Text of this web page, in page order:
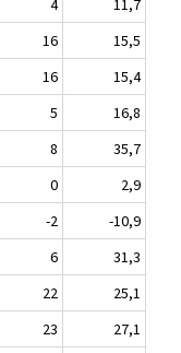
4
11,7
16
15,5
16
15,4
5
16,8
8
35,7
0
2,9
-2
-10,9
6
31,3
22
25,1
23
27,1